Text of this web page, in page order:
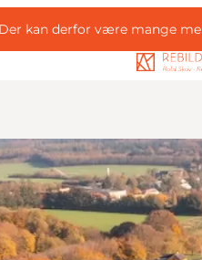
kan derfor være mange